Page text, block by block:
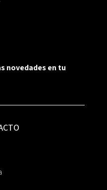
novedades en tu